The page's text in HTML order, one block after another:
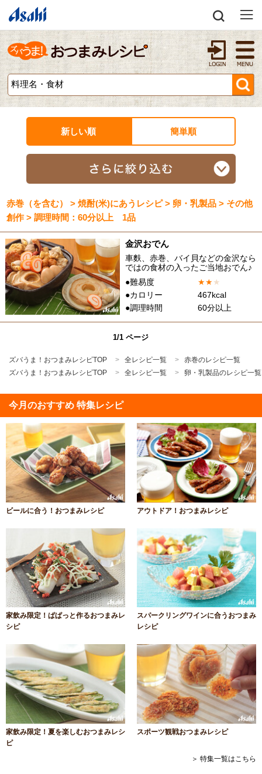
新しい順 簡単順
赤巻（を含む） > 焼酎(米)にあうレシピ > 卵・乳製品 > その他
創作 > 調理時間：60分以上 1品
金沢おでん
車麩、赤巻、バイ貝などの金沢なら
ではの食材の入ったご当地おでん♪
●難易度
★★★
●カロリー
467kcal
●調理時間
60分以上
1/1 ページ
ズバうま！おつまみレシピTOP 全レシピ一覧
赤巻のレシピ一覧
ズバうま！おつまみレシピTOP
全レシピ一覧 卵・乳製品のレシピ一覧
今月のおすすめ 特集レシピ
ビールに合う！おつまみレシピ アウトドア！おつまみレシピ
家飲み限定！ぱぱっと作るおつまみレ
シピ
スパークリングワインに合うおつまみ
レシピ
家飲み限定！夏を楽しむおつまみレシ
ピ
スポーツ観戦おつまみレシピ
＞ 特集一覧はこちら